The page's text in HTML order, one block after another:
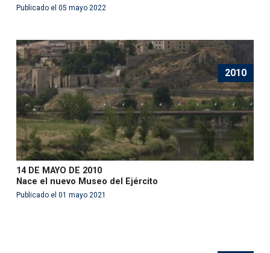
Publicado el 05 mayo 2022
2010
14 DE MAYO DE 2010
Nace el nuevo Museo del Ejército
Publicado el 01 mayo 2021